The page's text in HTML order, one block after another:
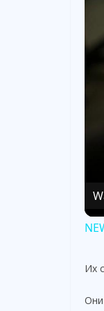
Их
Они